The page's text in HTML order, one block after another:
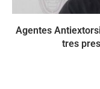
Agentes
tres